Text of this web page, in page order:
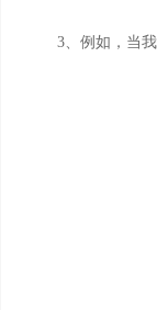
3、例如，当